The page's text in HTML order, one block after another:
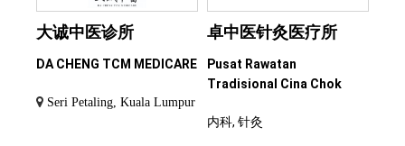
大诚中医诊所
DA CHENG TCM MEDICARE
Seri Petaling, Kuala Lumpur
卓中医针灸医疗所
Pusat Rawatan
Tradisional Cina Chok
内科, 针灸